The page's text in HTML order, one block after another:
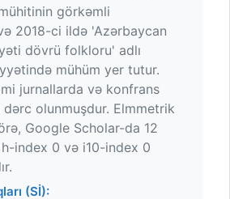
görkəmli
2018-ci ildə 'Azərbaycan
dövrü folkloru' adlı
mühüm yer tutur.
jurnallarda və konfrans
dərc olunmuşdur. Elmmetrik
Google Scholar-da 12
index 0 və i10-index 0
(Sİ):